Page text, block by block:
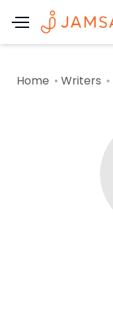
Home Writers